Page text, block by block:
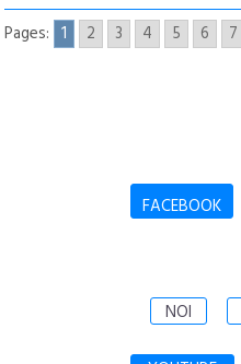
Pages: 1 2 3 4 5 6 7
FACEBOOK
NOI